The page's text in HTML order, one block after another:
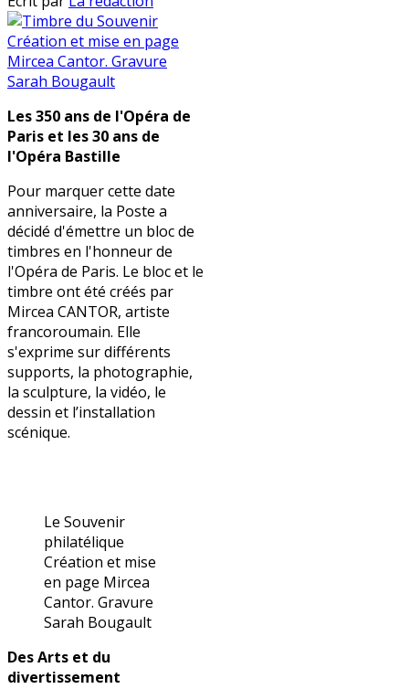
Les 350 ans de l'Opéra de
Paris et les 30 ans de
l'Opéra Bastille
Pour marquer cette date
anniversaire, la Poste a
décidé d'émettre un bloc de
timbres en l'honneur de
l'Opéra de Paris. Le bloc et le
timbre ont été créés par
Mircea CANTOR, artiste
francoroumain. Elle
s'exprime sur différents
supports, la photographie,
la sculpture, la vidéo, le
dessin et l’installation
scénique.
Le Souvenir
philatélique
Création et mise
en page Mircea
Cantor. Gravure
Sarah Bougault
Des Arts et du
divertissement